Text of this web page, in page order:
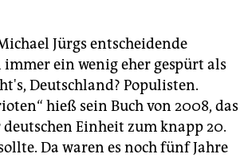
Jürgs entscheidende
ein wenig eher gespürt als
Deutschland? Populisten.
hieß sein Buch von 2008, das
Einheit zum knapp 20.
Da waren es noch fünf Jahre